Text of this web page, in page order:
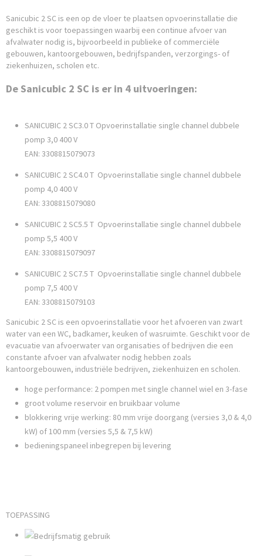
Sanicubic 2 SC is een op de vloer te plaatsen opvoerinstallatie die
geschikt is voor toepassingen waarbij een continue afvoer van
afvalwater nodig is, bijvoorbeeld in publieke of commerciële
gebouwen, kantoorgebouwen, bedrijfspanden, verzorgings- of
ziekenhuizen, scholen etc.
De Sanicubic 2 SC is er in 4 uitvoeringen:
SANICUBIC 2 SC3.0 T Opvoerinstallatie single channel dubbele
pomp 3,0 400 V
EAN: 3308815079073
SANICUBIC 2 SC4.0 T Opvoerinstallatie single channel dubbele
pomp 4,0 400 V
EAN: 3308815079080
SANICUBIC 2 SC5.5 T Opvoerinstallatie single channel dubbele
pomp 5,5 400 V
EAN: 3308815079097
SANICUBIC 2 SC7.5 T Opvoerinstallatie single channel dubbele
pomp 7,5 400 V
EAN: 3308815079103
Sanicubic 2 SC is een opvoerinstallatie voor het afvoeren van zwart
water van een WC, badkamer, keuken of wasruimte. Geschikt voor de
evacuatie van afvoerwater van organisaties of bedrijven die een
constante afvoer van afvalwater nodig hebben zoals
kantoorgebouwen, industriële bedrijven, ziekenhuizen en scholen.
hoge performance: 2 pompen met single channel wiel en 3-fase
groot volume reservoir en bruikbaar volume
blokkering vrije werking: 80 mm vrije doorgang (versies 3,0 & 4,0
kW) of 100 mm (versies 5,5 & 7,5 kW)
bedieningspaneel inbegrepen bij levering
TOEPASSING